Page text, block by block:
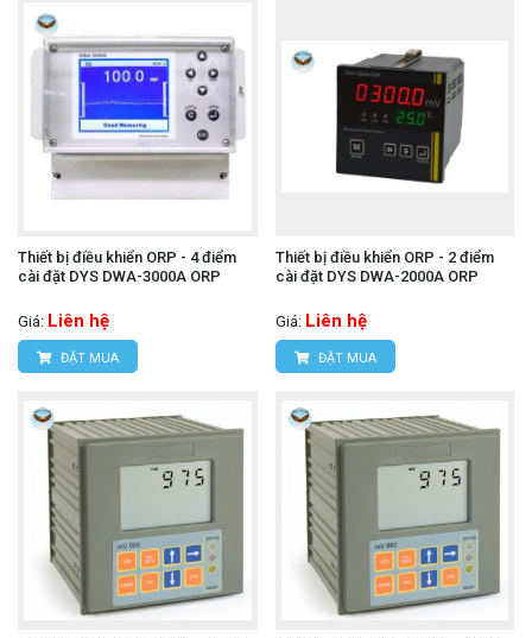
Thiết bị điều khiển ORP - 4 điểm
cài đặt DYS DWA-3000A ORP
Giá: Liên hệ
ĐẶT MUA
Thiết bị điều khiển ORP - 2 điểm
cài đặt DYS DWA-2000A ORP
Giá: Liên hệ
ĐẶT MUA